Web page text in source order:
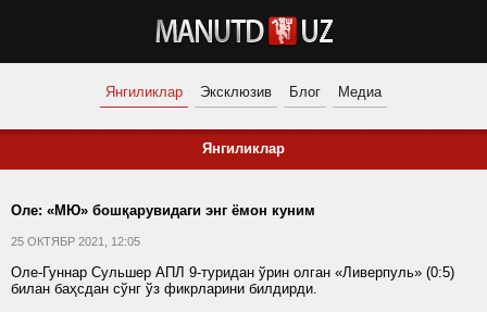
Янгиликлар Эксклюзив Блог Медиа
Янгиликлар
Оле: «МЮ» бошқарувидаги энг ёмон куним
25 ОКТЯБР 2021, 12:05
Оле-Гуннар Сульшер АПЛ 9-туридан ўрин олган «Ливерпуль» (0:5)
билан баҳсдан сўнг ўз фикрларини билдирди.